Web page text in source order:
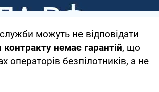
можуть не відповідати
контракту немає гарантій, що
операторів безпілотників, а не